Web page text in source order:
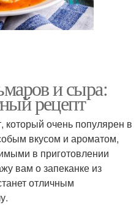
и сыра:
рецепт
который очень популярен в
вкусом и ароматом,
в приготовлении
вам о запеканке из
отличным